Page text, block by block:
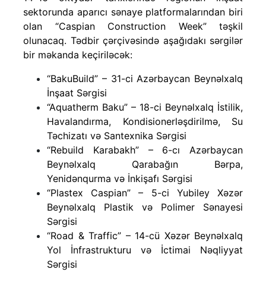
sektorunda aparıcı sənaye platformalarından biri
olan “Caspian Construction Week” təşkil
olunacaq. Tədbir çərçivəsində aşağıdakı sərgilər
bir məkanda keçiriləcək:
“BakuBuild” – 31-ci Azərbaycan Beynəlxalq
İnşaat Sərgisi
“Aquatherm Baku” – 18-ci Beynəlxalq İstilik,
Havalandırma, Kondisionerləşdirilmə, Su
Təchizatı və Santexnika Sərgisi
“Rebuild Karabakh” – 6-cı Azərbaycan
Beynəlxalq Qarabağın Bərpa,
Yenidənqurma və İnkişafı Sərgisi
“Plastex Caspian” – 5-ci Yubiley Xəzər
Beynəlxalq Plastik və Polimer Sənayesi
Sərgisi
“Road & Traffic” – 14-cü Xəzər Beynəlxalq
Yol İnfrastrukturu və İctimai Nəqliyyat
Sərgisi